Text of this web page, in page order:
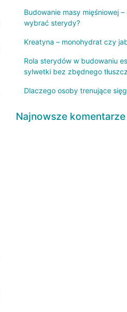
Budowanie masy mięśniowej
wybrać sterydy?
Kreatyna – monohydrat czy
Rola sterydów w budowaniu
sylwetki bez zbędnego
Dlaczego osoby trenujące
Najnowsze komentarze